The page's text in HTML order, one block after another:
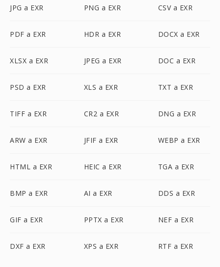
JPG a EXR PNG a EXR CSV a EXR
PDF a EXR HDR a EXR DOCX a EXR
XLSX a EXR JPEG a EXR DOC a EXR
PSD a EXR XLS a EXR TXT a EXR
TIFF a EXR CR2 a EXR DNG a EXR
ARW a EXR JFIF a EXR WEBP a EXR
HTML a EXR HEIC a EXR TGA a EXR
BMP a EXR AI a EXR DDS a EXR
GIF a EXR PPTX a EXR NEF a EXR
DXF a EXR XPS a EXR RTF a EXR